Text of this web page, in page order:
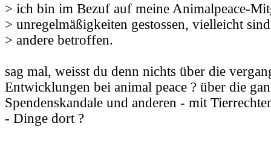
> ich bin im Bezuf auf meine Animalpeace-
> unregelmäßigkeiten gestossen, vielleicht
> andere betroffen.
sag mal, weisst du denn nichts über die
Entwicklungen bei animal peace ? über die
Spendenskandale und anderen - mit
- Dinge dort ?